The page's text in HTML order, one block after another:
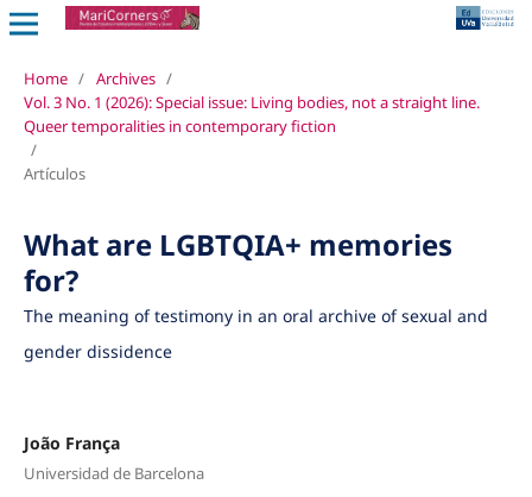
Home / Archives /
Vol. 3 No. 1 (2026): Special issue: Living bodies, not a straight line.
Queer temporalities in contemporary fiction
/
Artículos
What are LGBTQIA+ memories
for?
The meaning of testimony in an oral archive of sexual and
gender dissidence
João França
Universidad de Barcelona